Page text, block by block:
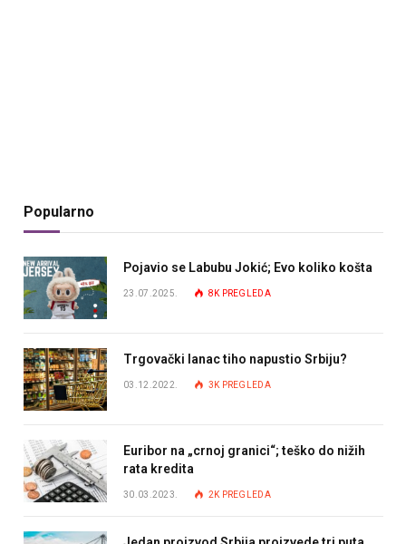
Popularno
Pojavio se Labubu Jokić; Evo koliko košta
23.07.2025. 8K PREGLEDA
Trgovački lanac tiho napustio Srbiju?
03.12.2022. 3K PREGLEDA
Euribor na „crnoj granici“; teško do nižih
rata kredita
30.03.2023. 2K PREGLEDA